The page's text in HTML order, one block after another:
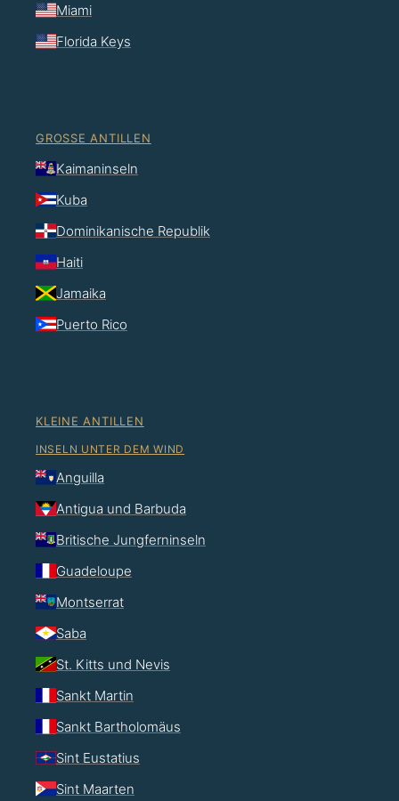
Miami
Florida Keys
GROSSE ANTILLEN
Kaimaninseln
Kuba
Dominikanische Republik
Haiti
Jamaika
Puerto Rico
KLEINE ANTILLEN
INSELN UNTER DEM WIND
Anguilla
Antigua und Barbuda
Britische Jungferninseln
Guadeloupe
Montserrat
Saba
St. Kitts und Nevis
Sankt Martin
Sankt Bartholomäus
Sint Eustatius
Sint Maarten